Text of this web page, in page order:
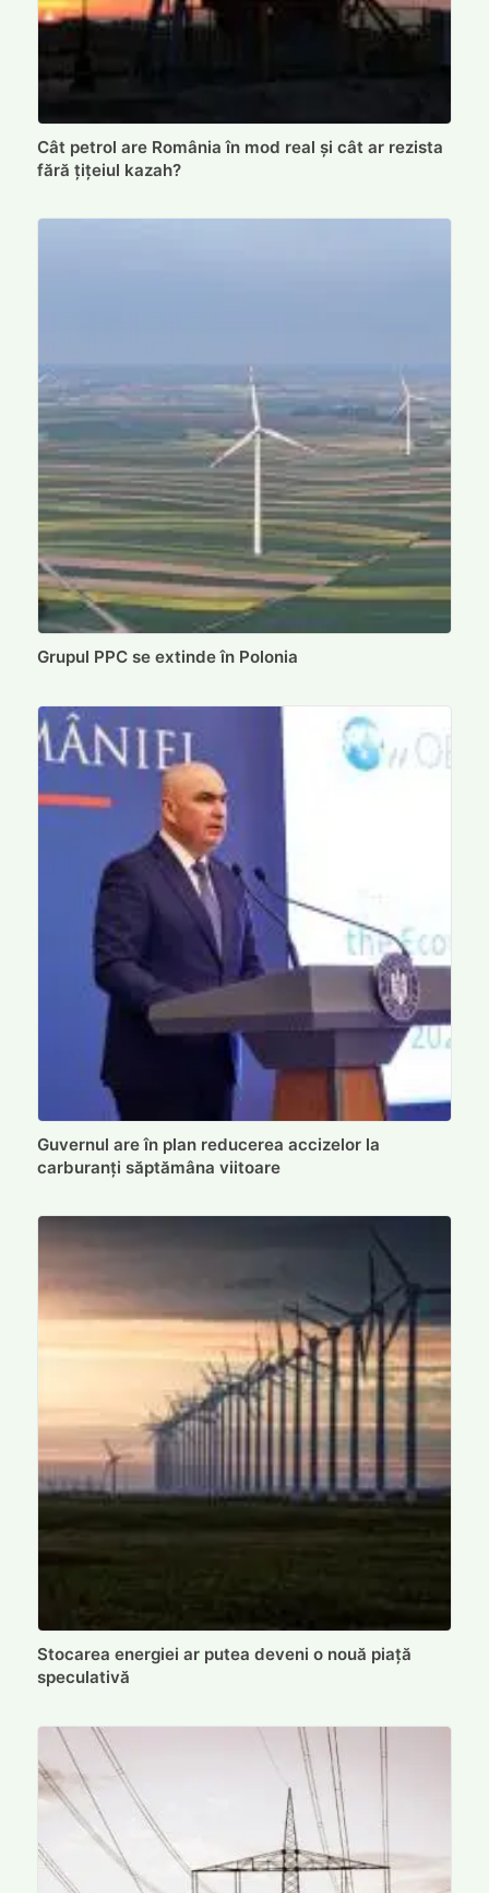
Cât petrol are România în mod real și cât ar rezista
fără țițeiul kazah?
Grupul PPC se extinde în Polonia
Guvernul are în plan reducerea accizelor la
carburanți săptămâna viitoare
Stocarea energiei ar putea deveni o nouă piață
speculativă